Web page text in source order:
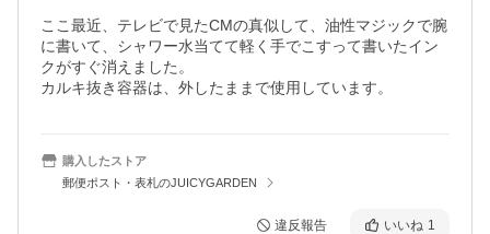
ここ最近、テレビで見たCMの真似して、油性マジックで腕
に書いて、シャワー水当てて軽く手でこすって書いたイン
クがすぐ消えました。
カルキ抜き容器は、外したままで使用しています。
購入したストア
郵便ポスト・表札のJUICYGARDEN
違反報告 いいね 1